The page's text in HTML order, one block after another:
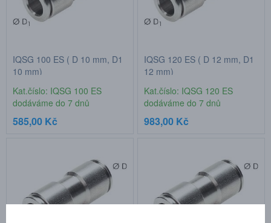
IQSG 100 ES ( D 10 mm, D1
10 mm)
Kat.číslo: IQSG 100 ES
dodáváme do 7 dnů
585,00 Kč
IQSG 120 ES ( D 12 mm, D1
12 mm)
Kat.číslo: IQSG 120 ES
dodáváme do 7 dnů
983,00 Kč